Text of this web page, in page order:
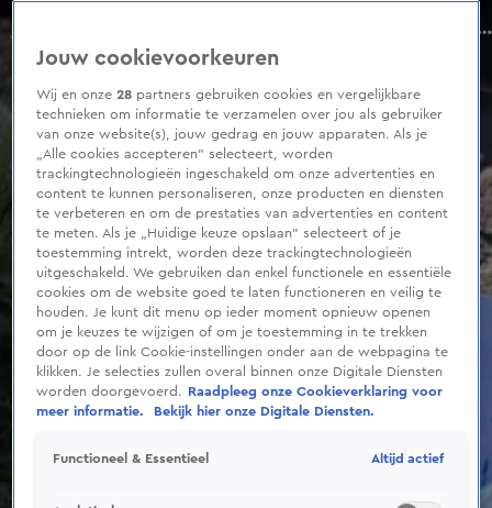
Bloemen en knuffels voor overleden meisje (15) Leiden Marathon
Aflevering 131, Seizoen 2026
seconds
of
Jouw cookievoorkeuren
Wij en onze28 partners gebruiken cookies en vergelijkbare
technieken om informatie te verzamelen over jou als gebruiker
van onze website(s), jouw gedrag en jouw apparaten. Als je
„Alle cookies accepteren” selecteert, worden
trackingtechnologieën ingeschakeld om onze advertenties en
content te kunnen personaliseren, onze producten en diensten
te verbeteren en om de prestaties van advertenties en content
te meten. Als je „Huidige keuze opslaan” selecteert of je
toestemming intrekt, worden deze trackingtechnologieën
uitgeschakeld. We gebruiken dan enkel functionele en essentiële
cookies om de website goed te laten functioneren en veilig te
houden. Je kunt dit menu op ieder moment opnieuw openen
om je keuzes te wijzigen of om je toestemming in te trekken
door op de link Cookie-instellingen onder aan de webpagina te
klikken. Je selecties zullen overal binnen onze Digitale Diensten
worden doorgevoerd.
Raadpleeg onze Cookieverklaring voor
meer informatie.
Bekijk hier onze Digitale Diensten.
Functioneel & Essentieel Altijd actief